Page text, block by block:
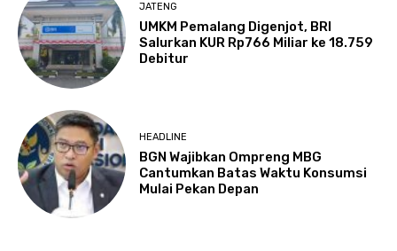
JATENG
UMKM Pemalang Digenjot, BRI
Salurkan KUR Rp766 Miliar ke 18.759
Debitur
HEADLINE
BGN Wajibkan Ompreng MBG
Cantumkan Batas Waktu Konsumsi
Mulai Pekan Depan